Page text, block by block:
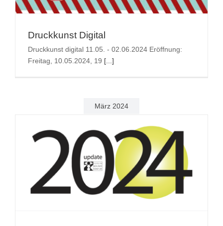
nach:
Druckkunst Digital
Druckkunst digital 11.05. - 02.06.2024 Eröffnung:
Freitag, 10.05.2024, 19 [...]
März 2024